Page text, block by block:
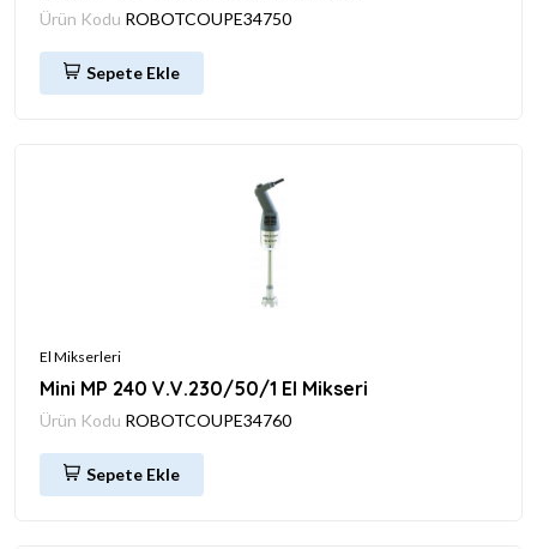
Ürün Kodu ROBOTCOUPE34750
Sepete Ekle
El Mikserleri
Mini MP 240 V.V.230/50/1 El Mikseri
Ürün Kodu ROBOTCOUPE34760
Sepete Ekle